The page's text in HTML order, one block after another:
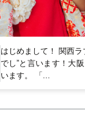
はじめまして！ 関西ラ
でし”と言います！大
います。 「...